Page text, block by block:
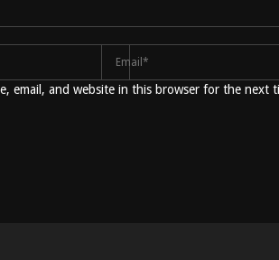
email, and website in this browser for the next